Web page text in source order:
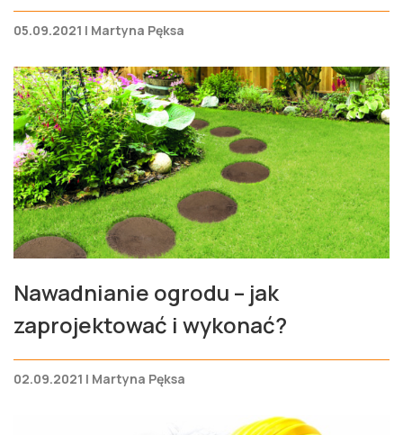
05.09.2021 | Martyna Pęksa
Nawadnianie ogrodu – jak
zaprojektować i wykonać?
02.09.2021 | Martyna Pęksa